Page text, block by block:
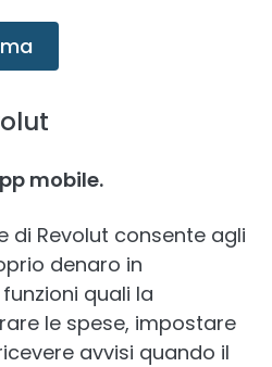
mobile.
di Revolut consente agli
denaro in
quali la
le spese, impostare
avvisi quando il